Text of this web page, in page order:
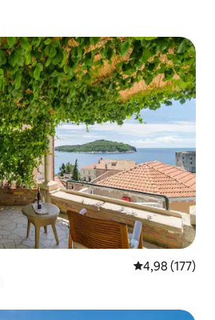
4,98 av 5 i
4,98 (177)